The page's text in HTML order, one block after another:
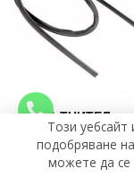
УПЛЪТНИТЕЛ
1590+260 ММ ЗА
ФУРНА
ZANUSSI AEG
Този уебсайт
подобряване
можете да се